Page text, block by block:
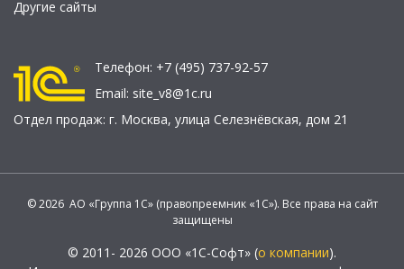
Другие сайты
Телефон: +7 (495) 737-92-57
Email: site_v8@1c.ru
Отдел продаж: г. Москва, улица Селезнёвская, дом 21
© 2026 АО «Группа 1С» (правопреемник «1С»). Все права на сайт
защищены
© 2011- 2026 ООО «1С-Софт» (о компании).